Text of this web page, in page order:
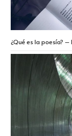
¿Qué es la poesía?